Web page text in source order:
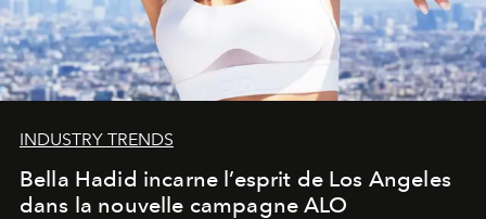
INDUSTRY TRENDS
Bella Hadid incarne l’esprit de Los Angeles
dans la nouvelle campagne ALO